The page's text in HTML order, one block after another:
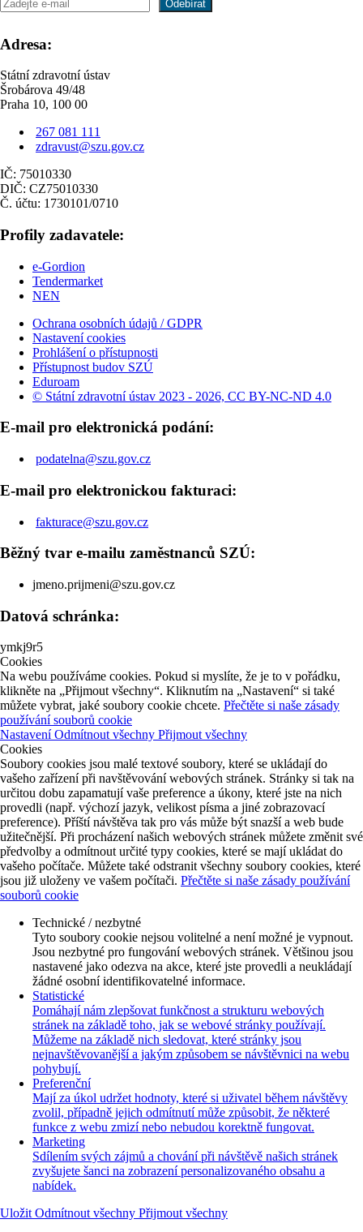
Adresa:
Státní zdravotní ústav
Šrobárova 49/48
Praha 10, 100 00
267 081 111
zdravust@szu.gov.cz
IČ: 75010330
DIČ: CZ75010330
Č. účtu: 1730101/0710
Profily zadavatele:
e-Gordion
Tendermarket
NEN
Ochrana osobních údajů / GDPR
Nastavení cookies
Prohlášení o přístupnosti
Přístupnost budov SZÚ
Eduroam
© Státní zdravotní ústav 2023 - 2026, CC BY-NC-ND 4.0
E-mail pro elektronická podání:
podatelna@szu.gov.cz
E-mail pro elektronickou fakturaci:
fakturace@szu.gov.cz
Běžný tvar e-mailu zaměstnanců SZÚ:
jmeno.prijmeni@szu.gov.cz
Datová schránka:
ymkj9r5
Cookies
Na webu používáme cookies. Pokud si myslíte, že je to v pořádku,
klikněte na „Přijmout všechny“. Kliknutím na „Nastavení“ si také
můžete vybrat, jaké soubory cookie chcete. Přečtěte si naše zásady
používání souborů cookie
NastaveníOdmítnout všechny Přijmout všechny
Cookies
Soubory cookies jsou malé textové soubory, které se ukládají do
vašeho zařízení při navštěvování webových stránek. Stránky si tak na
určitou dobu zapamatují vaše preference a úkony, které jste na nich
provedli (např. výchozí jazyk, velikost písma a jiné zobrazovací
preference). Příští návštěva tak pro vás může být snazší a web bude
užitečnější. Při procházení našich webových stránek můžete změnit své
předvolby a odmítnout určité typy cookies, které se mají ukládat do
vašeho počítače. Můžete také odstranit všechny soubory cookies, které
jsou již uloženy ve vašem počítači. Přečtěte si naše zásady používání
souborů cookie
Technické / nezbytné
Tyto soubory cookie nejsou volitelné a není možné je vypnout.
Jsou nezbytné pro fungování webových stránek. Většinou jsou
nastavené jako odezva na akce, které jste provedli a neukládají
žádné osobní identifikovatelné informace.
Statistické
Pomáhají nám zlepšovat funkčnost a strukturu webových
stránek na základě toho, jak se webové stránky používají.
Můžeme na základě nich sledovat, které stránky jsou
nejnavštěvovanější a jakým způsobem se návštěvnici na webu
pohybují.
Preferenční
Mají za úkol udržet hodnoty, které si uživatel během návštěvy
zvolil, případně jejich odmítnutí může způsobit, že některé
funkce z webu zmizí nebo nebudou korektně fungovat.
Marketing
Sdílením svých zájmů a chování při návštěvě našich stránek
zvyšujete šanci na zobrazení personalizovaného obsahu a
nabídek.
UložitOdmítnout všechny Přijmout všechny